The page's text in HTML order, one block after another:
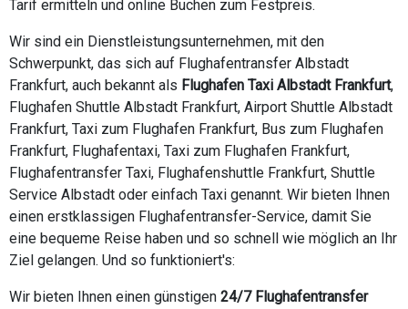
Tarif ermitteln und online Buchen zum Festpreis.
Wir sind ein Dienstleistungsunternehmen, mit den
Schwerpunkt, das sich auf Flughafentransfer Albstadt
Frankfurt, auch bekannt als Flughafen Taxi Albstadt Frankfurt,
Flughafen Shuttle Albstadt Frankfurt, Airport Shuttle Albstadt
Frankfurt, Taxi zum Flughafen Frankfurt, Bus zum Flughafen
Frankfurt, Flughafentaxi, Taxi zum Flughafen Frankfurt,
Flughafentransfer Taxi, Flughafenshuttle Frankfurt, Shuttle
Service Albstadt oder einfach Taxi genannt. Wir bieten Ihnen
einen erstklassigen Flughafentransfer-Service, damit Sie
eine bequeme Reise haben und so schnell wie möglich an Ihr
Ziel gelangen. Und so funktioniert's:
Wir bieten Ihnen einen günstigen 24/7 Flughafentransfer